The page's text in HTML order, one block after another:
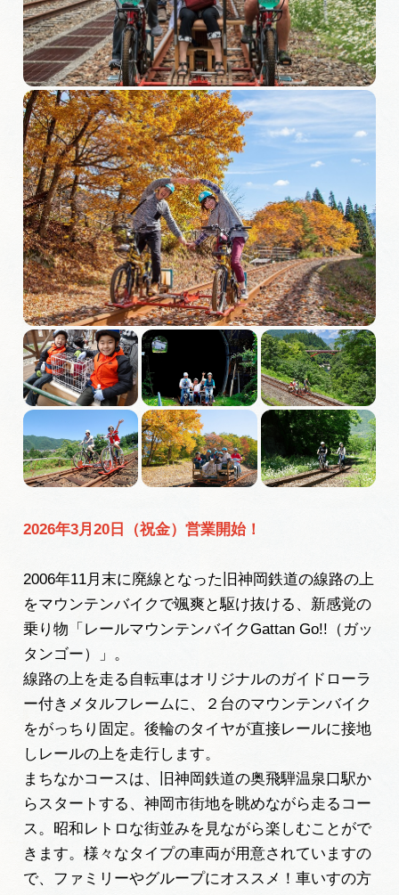
フォトライブラリー
動画ライブラリー
お問い合わせ
運営組織
広告掲載
サイトポリシー
2026年3月20日（祝金）営業開始！
2006年11月末に廃線となった旧神岡鉄道の線路の上
をマウンテンバイクで颯爽と駆け抜ける、新感覚の
乗り物「レールマウンテンバイクGattan Go!!（ガッ
タンゴー）」。
線路の上を走る自転車はオリジナルのガイドローラ
ー付きメタルフレームに、２台のマウンテンバイク
をがっちり固定。後輪のタイヤが直接レールに接地
しレールの上を走行します。
まちなかコースは、旧神岡鉄道の奥飛騨温泉口駅か
らスタートする、神岡市街地を眺めながら走るコー
ス。昭和レトロな街並みを見ながら楽しむことがで
きます。様々なタイプの車両が用意されていますの
で、ファミリーやグループにオススメ！車いすの方